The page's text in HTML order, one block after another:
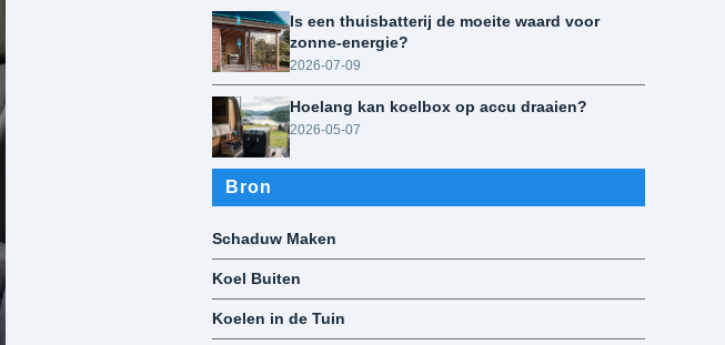
Is een thuisbatterij de moeite waard voor
zonne-energie?
2026-07-09
Hoelang kan koelbox op accu draaien?
2026-05-07
Bron
Schaduw Maken
Koel Buiten
Koelen in de Tuin